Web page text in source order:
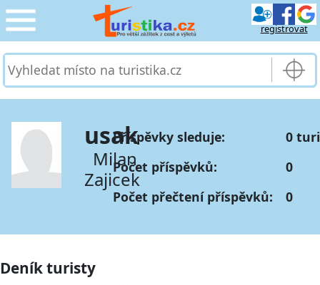
registrovat
CESTOVÁNÍ
SLUŽBY & DOPRAVA ›
PRO TURISTY ›
MOJE TURISTIKA ›
usak
Milan
Zajicek
Příspěvky sleduje:
0
Počet příspěvků:
0
Počet přečtení příspěvků:
0
Deník turisty